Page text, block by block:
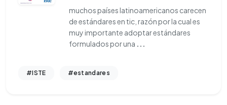
muchos países latinoamericanos carecen
de estándares en tic, razón por la cual es
muy importante adoptar estándares
formulados por una ...
#ISTE #estandares